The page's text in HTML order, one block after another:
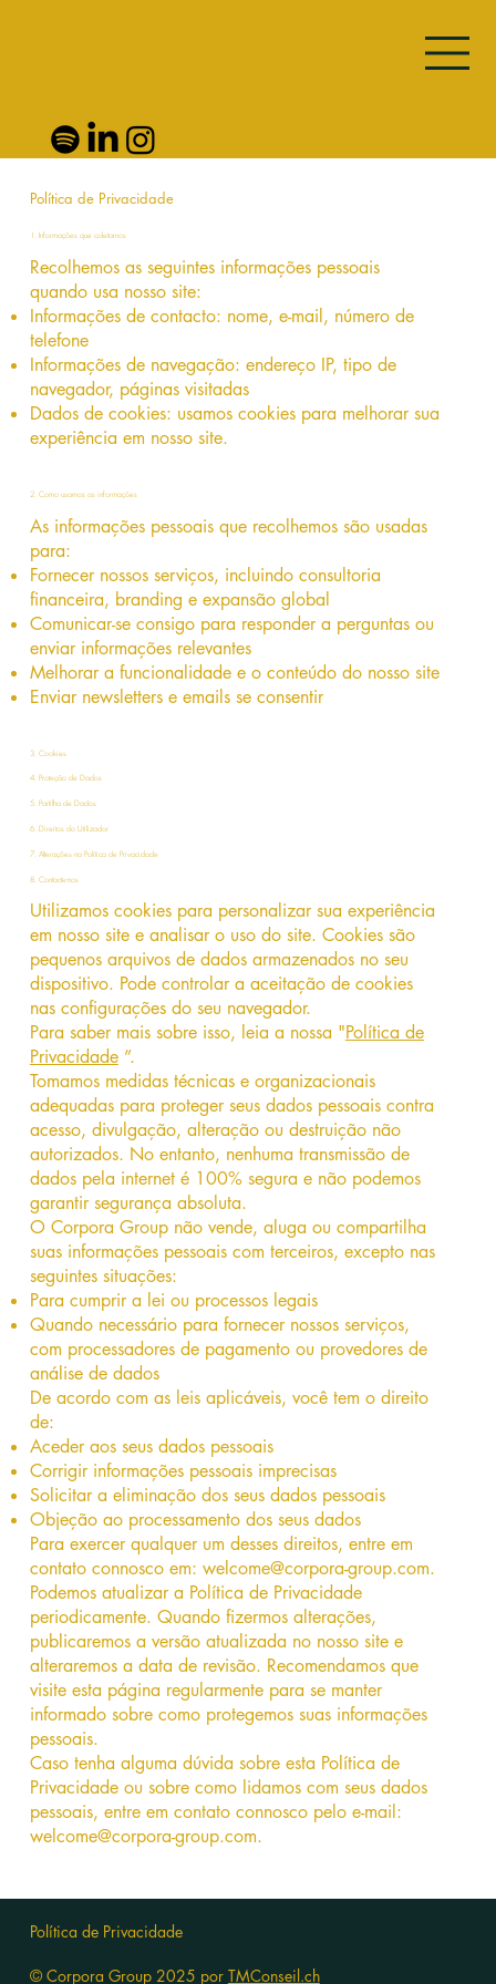
Política de Privacidade
1. Informações que coletamos
Recolhemos as seguintes informações pessoais
quando usa nosso site:
Informações de contacto: nome, e-mail, número de
telefone
Informações de navegação: endereço IP, tipo de
navegador, páginas visitadas
Dados de cookies: usamos cookies para melhorar sua
experiência em nosso site.
2. Como usamos as informações
As informações pessoais que recolhemos são usadas
para:
Fornecer nossos serviços, incluindo consultoria
financeira, branding e expansão global
Comunicar-se consigo para responder a perguntas ou
enviar informações relevantes
Melhorar a funcionalidade e o conteúdo do nosso site
Enviar newsletters e emails se consentir
3. Cookies
Utilizamos cookies para personalizar sua experiência
em nosso site e analisar o uso do site. Cookies são
pequenos arquivos de dados armazenados no seu
dispositivo. Pode controlar a aceitação de cookies
nas configurações do seu navegador.
Para saber mais sobre isso, leia a nossa "Política de
Privacidade”.
4. Proteção de Dados
Tomamos medidas técnicas e organizacionais
adequadas para proteger seus dados pessoais contra
acesso, divulgação, alteração ou destruição não
autorizados. No entanto, nenhuma transmissão de
dados pela internet é 100% segura e não podemos
garantir segurança absoluta.
5. Partilha de Dados
O Corpora Group não vende, aluga ou compartilha
suas informações pessoais com terceiros, excepto nas
seguintes situações:
Para cumprir a lei ou processos legais
Quando necessário para fornecer nossos serviços,
com processadores de pagamento ou provedores de
análise de dados
6. Direitos do Utilizador
De acordo com as leis aplicáveis, você tem o direito
de:
Aceder aos seus dados pessoais
Corrigir informações pessoais imprecisas
Solicitar a eliminação dos seus dados pessoais
Objeção ao processamento dos seus dados
Para exercer qualquer um desses direitos, entre em
contato connosco em: welcome@corpora-group.com.
7. Alterações na Política de Privacidade
Podemos atualizar a Política de Privacidade
periodicamente. Quando fizermos alterações,
publicaremos a versão atualizada no nosso site e
alteraremos a data de revisão. Recomendamos que
visite esta página regularmente para se manter
informado sobre como protegemos suas informações
pessoais.
8. Contacte-nos
Caso tenha alguma dúvida sobre esta Política de
Privacidade ou sobre como lidamos com seus dados
pessoais, entre em contato connosco pelo e-mail:
welcome@corpora-group.com.
Política de Privacidade
© Corpora Group 2025 por TMConseil.ch